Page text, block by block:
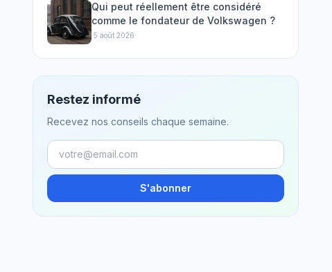
Qui peut réellement être considéré
comme le fondateur de Volkswagen ?
·5 août 2026
Restez informé
Recevez nos conseils chaque semaine.
S'abonner